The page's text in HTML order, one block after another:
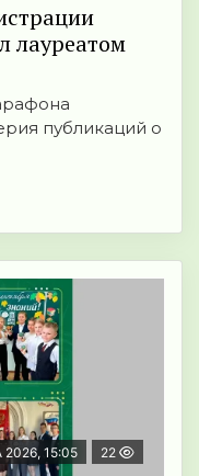
лауреатом
публикаций о
15:05 22